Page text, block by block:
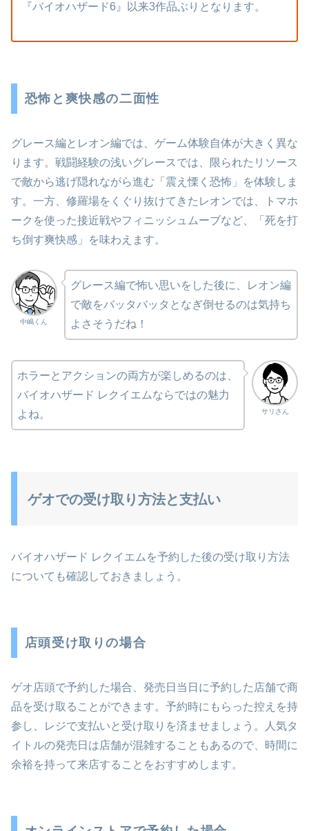
『バイオハザード6』以来3作品ぶりとなります。
恐怖と爽快感の二面性
グレース編とレオン編では、ゲーム体験自体が大きく異な
ります。戦闘経験の浅いグレースでは、限られたリソース
で敵から逃げ隠れながら進む「震え慄く恐怖」を体験しま
す。一方、修羅場をくぐり抜けてきたレオンでは、トマホ
ークを使った接近戦やフィニッシュムーブなど、「死を打
ち倒す爽快感」を味わえます。
中嶋くん
グレース編で怖い思いをした後に、レオン編
で敵をバッタバッタとなぎ倒せるのは気持ち
よさそうだね！
サリさん
ホラーとアクションの両方が楽しめるのは、
バイオハザード レクイエムならではの魅力
よね。
ゲオでの受け取り方法と支払い
バイオハザード レクイエムを予約した後の受け取り方法
についても確認しておきましょう。
店頭受け取りの場合
ゲオ店頭で予約した場合、発売日当日に予約した店舗で商
品を受け取ることができます。予約時にもらった控えを持
参し、レジで支払いと受け取りを済ませましょう。人気タ
イトルの発売日は店舗が混雑することもあるので、時間に
余裕を持って来店することをおすすめします。